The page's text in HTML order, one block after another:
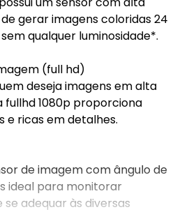
gerar imagens coloridas 24
qualquer luminosidade*.
(full hd)
deseja imagens em alta
fullhd 1080p proporciona
e ricas em detalhes.
de imagem com ângulo de
ideal para monitorar
adequar às diversas